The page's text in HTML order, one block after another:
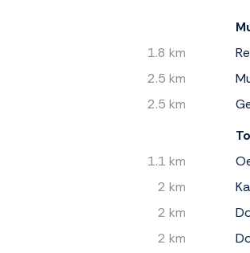
1.8 km
2.5 km
2.5 km
1.1 km
2 km
2 km
2 km